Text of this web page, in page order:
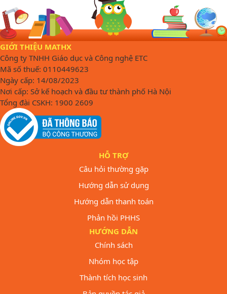
GIỚI THIỆU MATHX
Công ty TNHH Giáo dục và Công nghệ ETC
Mã số thuế: 0110449623
Ngày cấp: 14/08/2023
Nơi cấp: Sở kế hoạch và đầu tư thành phố Hà Nội
Tổng đài CSKH: 1900 2609
HỖ TRỢ
Câu hỏi thường gặp
Hướng dẫn sử dụng
Hướng dẫn thanh toán
Phản hồi PHHS
HƯỚNG DẪN
Chính sách
Nhóm học tập
Thành tích học sinh